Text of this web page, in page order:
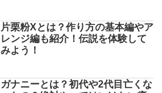
片栗粉Xとは？作り方の基本編やア
レンジ編も紹介！伝説を体験して
みよう！
ガナニーとは？初代や2代目亡くな